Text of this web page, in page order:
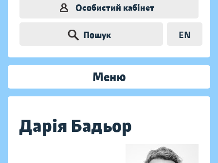
Особистий кабінет
Пошук EN
Меню
Дарія Бадьор